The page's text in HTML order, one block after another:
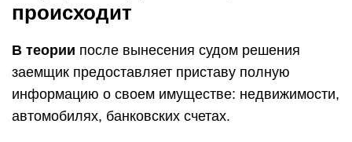
происходит
В теории после вынесения судом решения
заемщик предоставляет приставу полную
информацию о своем имуществе: недвижимости,
автомобилях, банковских счетах.